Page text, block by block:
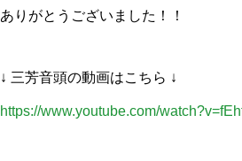
ありがとうございました！！
↓ 三芳音頭の動画はこちら ↓
https://www.youtube.com/